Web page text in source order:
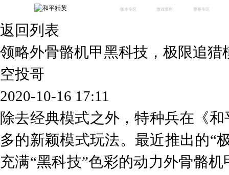
版本专区 游戏资料 赛事专区
体验服 视频中心 授权赛
返回列表
领略外骨骼机甲黑科技，极限追猎
空投哥
2020-10-16 17:11
除去经典模式之外，特种兵在《
多的新颖模式玩法。最近推出的“
充满“黑科技”色彩的动力外骨骼